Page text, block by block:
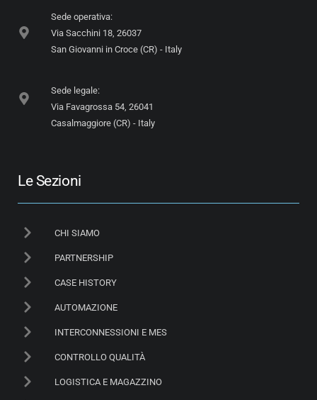
Sede operativa:
Via Sacchini 18, 26037
San Giovanni in Croce (CR) - Italy
Sede legale:
Via Favagrossa 54, 26041
Casalmaggiore (CR) - Italy
Le Sezioni
CHI SIAMO
PARTNERSHIP
CASE HISTORY
AUTOMAZIONE
INTERCONNESSIONI E MES
CONTROLLO QUALITÀ
LOGISTICA E MAGAZZINO